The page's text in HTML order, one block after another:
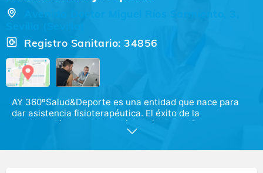
Registro Sanitario: 34856
AY 360ºSalud&Deporte es una entidad que nace para
dar asistencia fisioterapéutica. El éxito de la
recuperación y la prevención está en planificar el
trabajo en base a las características y necesidades de